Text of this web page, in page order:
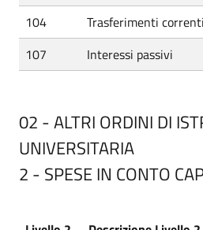
104
Trasferimenti correnti
107
Interessi passivi
02 - ALTRI ORDINI DI
UNIVERSITARIA
2 - SPESE IN CONTO